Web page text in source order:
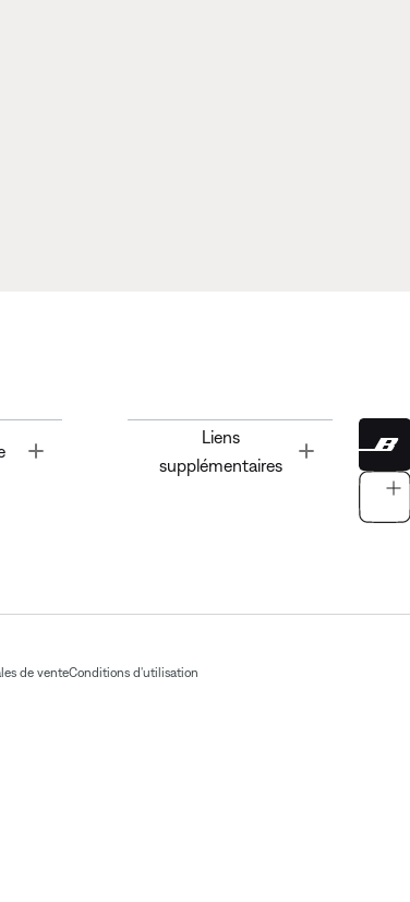
Toggle
Liens
supplémentaires
de venteConditions d'utilisation